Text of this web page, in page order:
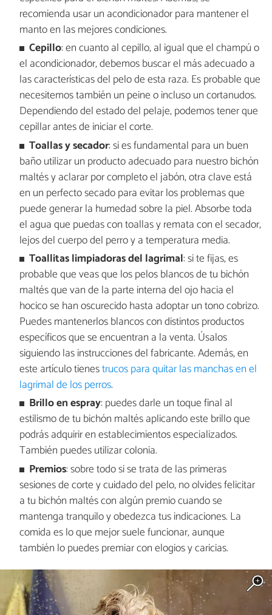
recomienda usar un acondicionador para mantener el
manto en las mejores condiciones.
Cepillo: en cuanto al cepillo, al igual que el champú o
el acondicionador, debemos buscar el más adecuado a
las características del pelo de esta raza. Es probable que
necesitemos también un peine o incluso un cortanudos.
Dependiendo del estado del pelaje, podemos tener que
cepillar antes de iniciar el corte.
Toallas y secador: si es fundamental para un buen
baño utilizar un producto adecuado para nuestro bichón
maltés y aclarar por completo el jabón, otra clave está
en un perfecto secado para evitar los problemas que
puede generar la humedad sobre la piel. Absorbe toda
el agua que puedas con toallas y remata con el secador,
lejos del cuerpo del perro y a temperatura media.
Toallitas limpiadoras del lagrimal: si te fijas, es
probable que veas que los pelos blancos de tu bichón
maltés que van de la parte interna del ojo hacia el
hocico se han oscurecido hasta adoptar un tono cobrizo.
Puedes mantenerlos blancos con distintos productos
específicos que se encuentran a la venta. Úsalos
siguiendo las instrucciones del fabricante. Además, en
este artículo tienestrucos para quitar las manchas en el
lagrimal de los perros.
Brillo en espray: puedes darle un toque final al
estilismo de tu bichón maltés aplicando este brillo que
podrás adquirir en establecimientos especializados.
También puedes utilizar colonia.
Premios: sobre todo si se trata de las primeras
sesiones de corte y cuidado del pelo, no olvides felicitar
a tu bichón maltés con algún premio cuando se
mantenga tranquilo y obedezca tus indicaciones. La
comida es lo que mejor suele funcionar, aunque
también lo puedes premiar con elogios y caricias.